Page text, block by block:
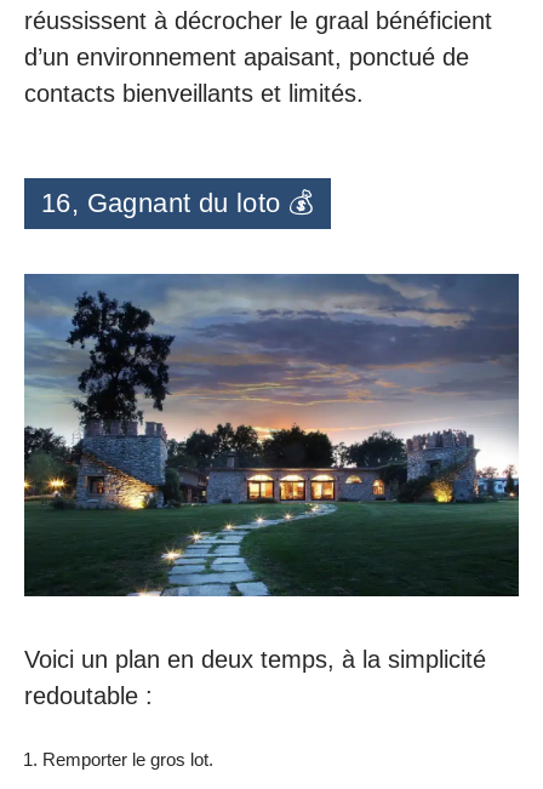
réussissent à décrocher le graal bénéficient
d’un environnement apaisant, ponctué de
contacts bienveillants et limités.
16, Gagnant du loto 💰
Voici un plan en deux temps, à la simplicité
redoutable :
Remporter le gros lot.